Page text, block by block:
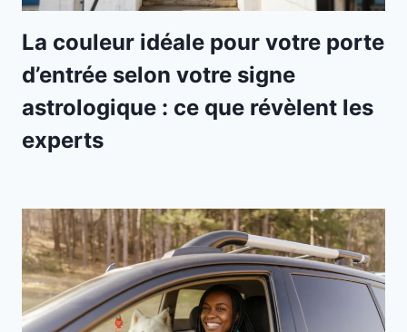
La couleur idéale pour votre porte
d’entrée selon votre signe
astrologique : ce que révèlent les
experts